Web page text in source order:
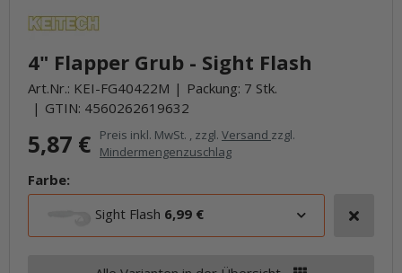
4" Flapper Grub - Sight Flash
Art.Nr.: KEI-FG40422M
Packung: 7 Stk.
GTIN: 4560262619632
5,87 € Preis inkl. MwSt. , zzgl. Versand zzgl.
Mindermengenzuschlag
Farbe:
Sight Flash 6,99 €